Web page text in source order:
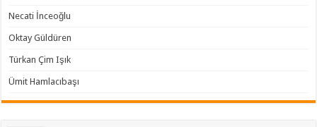
Necati İnceoğlu
Oktay Güldüren
Türkan Çim Işık
Ümit Hamlacıbaşı